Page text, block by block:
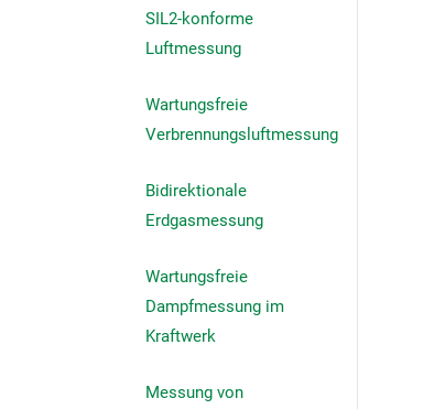
SIL2-konforme
Luftmessung
Wartungsfreie
Verbrennungsluftmessung
Bidirektionale
Erdgasmessung
Wartungsfreie
Dampfmessung im
Kraftwerk
Messung von